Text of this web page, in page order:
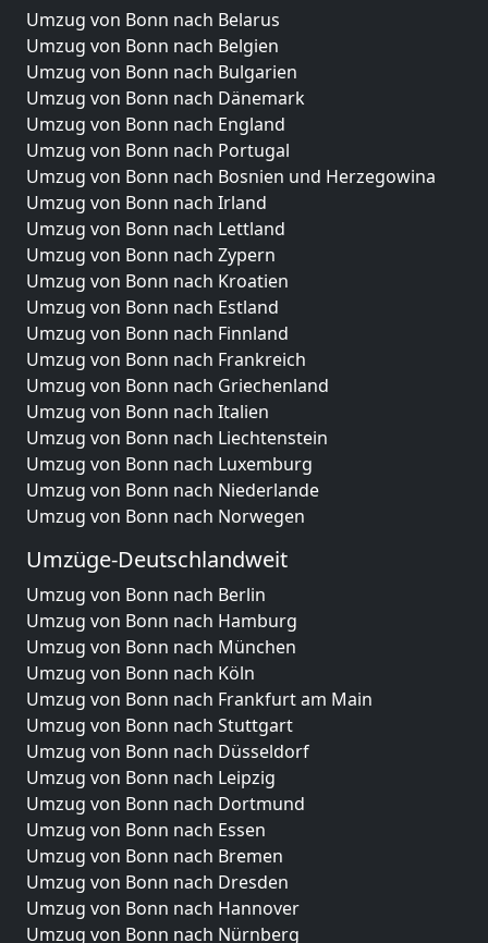
Umzug von Bonn nach Belarus
Umzug von Bonn nach Belgien
Umzug von Bonn nach Bulgarien
Umzug von Bonn nach Dänemark
Umzug von Bonn nach England
Umzug von Bonn nach Portugal
Umzug von Bonn nach Bosnien und Herzegowina
Umzug von Bonn nach Irland
Umzug von Bonn nach Lettland
Umzug von Bonn nach Zypern
Umzug von Bonn nach Kroatien
Umzug von Bonn nach Estland
Umzug von Bonn nach Finnland
Umzug von Bonn nach Frankreich
Umzug von Bonn nach Griechenland
Umzug von Bonn nach Italien
Umzug von Bonn nach Liechtenstein
Umzug von Bonn nach Luxemburg
Umzug von Bonn nach Niederlande
Umzug von Bonn nach Norwegen
Umzüge-Deutschlandweit
Umzug von Bonn nach Berlin
Umzug von Bonn nach Hamburg
Umzug von Bonn nach München
Umzug von Bonn nach Köln
Umzug von Bonn nach Frankfurt am Main
Umzug von Bonn nach Stuttgart
Umzug von Bonn nach Düsseldorf
Umzug von Bonn nach Leipzig
Umzug von Bonn nach Dortmund
Umzug von Bonn nach Essen
Umzug von Bonn nach Bremen
Umzug von Bonn nach Dresden
Umzug von Bonn nach Hannover
Umzug von Bonn nach Nürnberg